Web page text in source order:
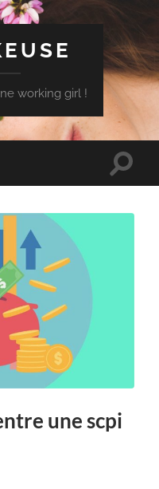
working girl !
Toggle
une scpi